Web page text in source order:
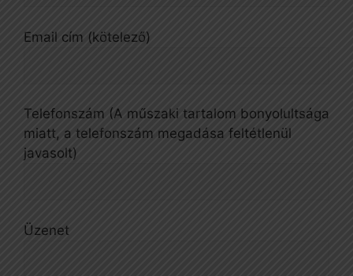
Email cím (kötelező)
Telefonszám (A műszaki tartalom bonyolultsága
miatt, a telefonszám megadása feltétlenül
javasolt)
Üzenet